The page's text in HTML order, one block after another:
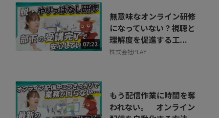
07:22
無意味なオンライン研修
になっていない？視聴と
理解度を促進する工...
株式会社PLAY
もう配信作業に時間を奪
われない。 オンライン